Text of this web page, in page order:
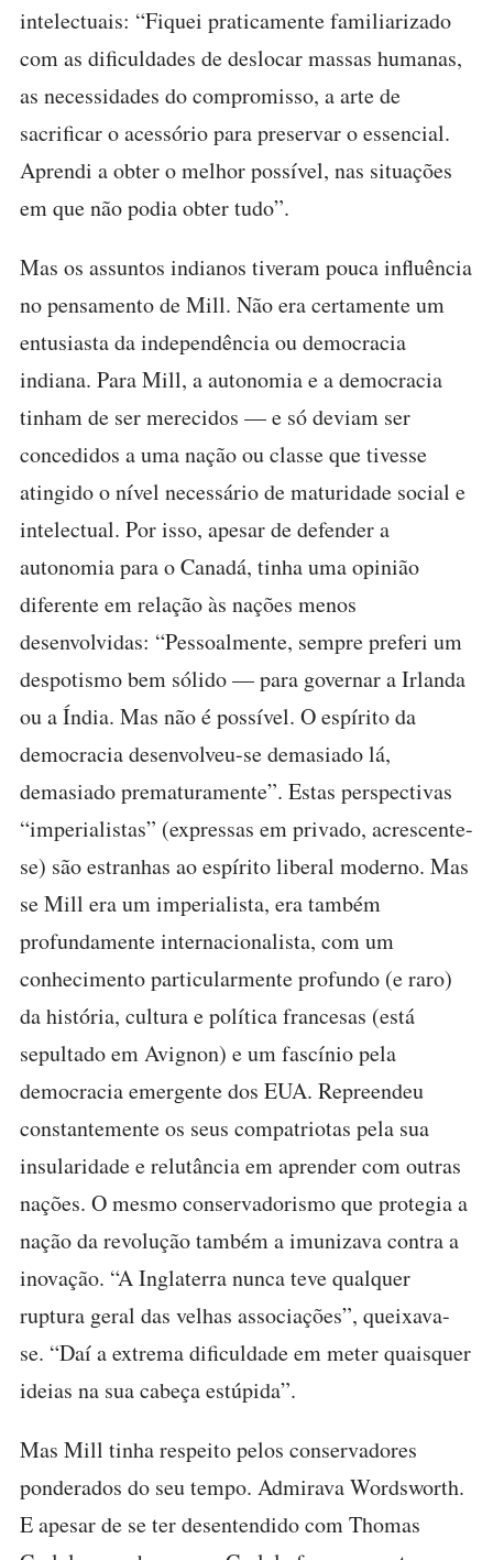
intelectuais: “Fiquei praticamente familiarizado
com as dificuldades de deslocar massas humanas,
as necessidades do compromisso, a arte de
sacrificar o acessório para preservar o essencial.
Aprendi a obter o melhor possível, nas situações
em que não podia obter tudo”.
Mas os assuntos indianos tiveram pouca influência
no pensamento de Mill. Não era certamente um
entusiasta da independência ou democracia
indiana. Para Mill, a autonomia e a democracia
tinham de ser merecidos — e só deviam ser
concedidos a uma nação ou classe que tivesse
atingido o nível necessário de maturidade social e
intelectual. Por isso, apesar de defender a
autonomia para o Canadá, tinha uma opinião
diferente em relação às nações menos
desenvolvidas: “Pessoalmente, sempre preferi um
despotismo bem sólido — para governar a Irlanda
ou a Índia. Mas não é possível. O espírito da
democracia desenvolveu-se demasiado lá,
demasiado prematuramente”. Estas perspectivas
“imperialistas” (expressas em privado, acrescente-
se) são estranhas ao espírito liberal moderno. Mas
se Mill era um imperialista, era também
profundamente internacionalista, com um
conhecimento particularmente profundo (e raro)
da história, cultura e política francesas (está
sepultado em Avignon) e um fascínio pela
democracia emergente dos EUA. Repreendeu
constantemente os seus compatriotas pela sua
insularidade e relutância em aprender com outras
nações. O mesmo conservadorismo que protegia a
nação da revolução também a imunizava contra a
inovação. “A Inglaterra nunca teve qualquer
ruptura geral das velhas associações”, queixava-
se. “Daí a extrema dificuldade em meter quaisquer
ideias na sua cabeça estúpida”.
Mas Mill tinha respeito pelos conservadores
ponderados do seu tempo. Admirava Wordsworth.
E apesar de se ter desentendido com Thomas